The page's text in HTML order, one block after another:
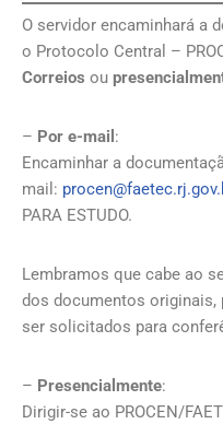
O servidor encaminhará a
o Protocolo Central –
Correios ou
– Por e-mail :
Encaminhar a
mail:
PARA ESTUDO.
Lembramos que cabe ao
dos documentos originais,
ser solicitados para
– Presencialmente:
Dirigir-se ao PROCEN/